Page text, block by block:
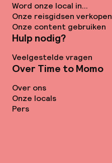
Word onze local in...
Onze reisgidsen verkopen
Onze content gebruiken
Hulp nodig?
Veelgestelde vragen
Over Time to Momo
Over ons
Onze locals
Pers